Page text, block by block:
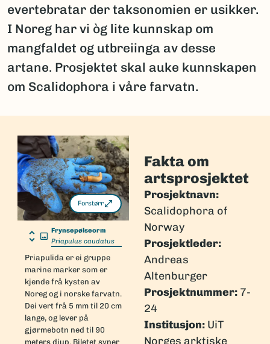
evertebratar der taksonomien er usikker.
I Noreg har vi òg lite kunnskap om
mangfaldet og utbreiinga av desse
artane. Prosjektet skal auke kunnskapen
om Scalidophora i våre farvatn.
Forstørr
Frynsepølseorm
Priapulus caudatus
Priapulida er ei gruppe
marine marker som er
kjende frå kysten av
Noreg og i norske farvatn.
Dei vert frå 5 mm til 20 cm
lange, og lever på
gjørmebotn ned til 90
meters djup. Biletet syner
Fakta om
artsprosjektet
Prosjektnavn:
Scalidophora of
Norway
Prosjektleder:
Andreas
Altenburger
Prosjektnummer: 7-
24
Institusjon: UiT
Norges arktiske